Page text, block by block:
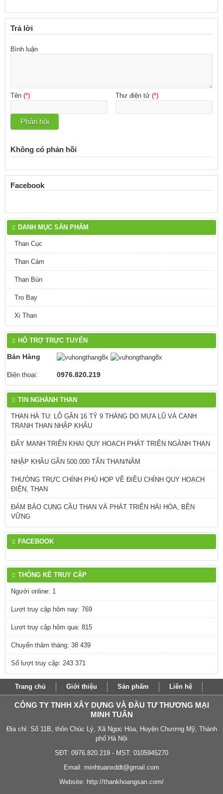
Trả lời
Bình luận
Tên (*) Thư điện tử (*)
Không có phản hồi
Facebook
DANH MỤC SẢN PHẨM
Than Cục
Than Cám
Than Bùn
Tro Bay
Xi Than
HỖ TRỢ TRỰC TUYẾN
Bán Hàng
Điện thoại: 0976.820.219
TIN NGHÀNH THAN
THAN HÀ TU: LỖ GẦN 16 TỶ 9 THÁNG DO MƯA LŨ VÀ CẠNH
TRANH THAN NHẬP KHẨU
ĐẨY MẠNH TRIỂN KHAI QUY HOẠCH PHÁT TRIỂN NGÀNH THAN
NHẬP KHẨU GẦN 500.000 TẤN THAN/NĂM
THƯỜNG TRỰC CHÍNH PHỦ HỌP VỀ ĐIỀU CHỈNH QUY HOẠCH
ĐIỆN, THAN
ĐẢM BẢO CUNG CẦU THAN VÀ PHÁT TRIỂN HÀI HÒA, BỀN
VỮNG
FACEBOOK
THỐNG KÊ TRUY CẬP
Người online: 1
Lượt truy cập hôm nay: 769
Lượt truy cập hôm qua: 815
Chuyến thăm tháng: 38 439
Số lượt truy cập: 243 371
Trang chủ Giới thiệu Sản phẩm Liên hệ
CÔNG TY TNHH XÂY DỰNG VÀ ĐẦU TƯ THƯƠNG MẠI
MINH TUÂN
Địa chỉ: Số 11B, thôn Chúc Lý, Xã Ngọc Hòa, Huyện Chương Mỹ, Thành
phố Hà Nội
SĐT: 0976.820.219 - MST: 0105945270
Email: minhtuanxddt@gmail.com
Website: http://thankhoangsan.com/